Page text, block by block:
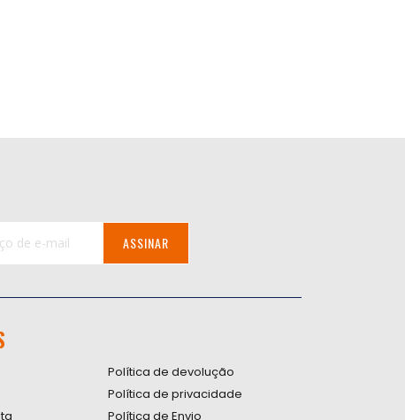
ASSINAR
Política de devolução
Política de privacidade
Política de Envio